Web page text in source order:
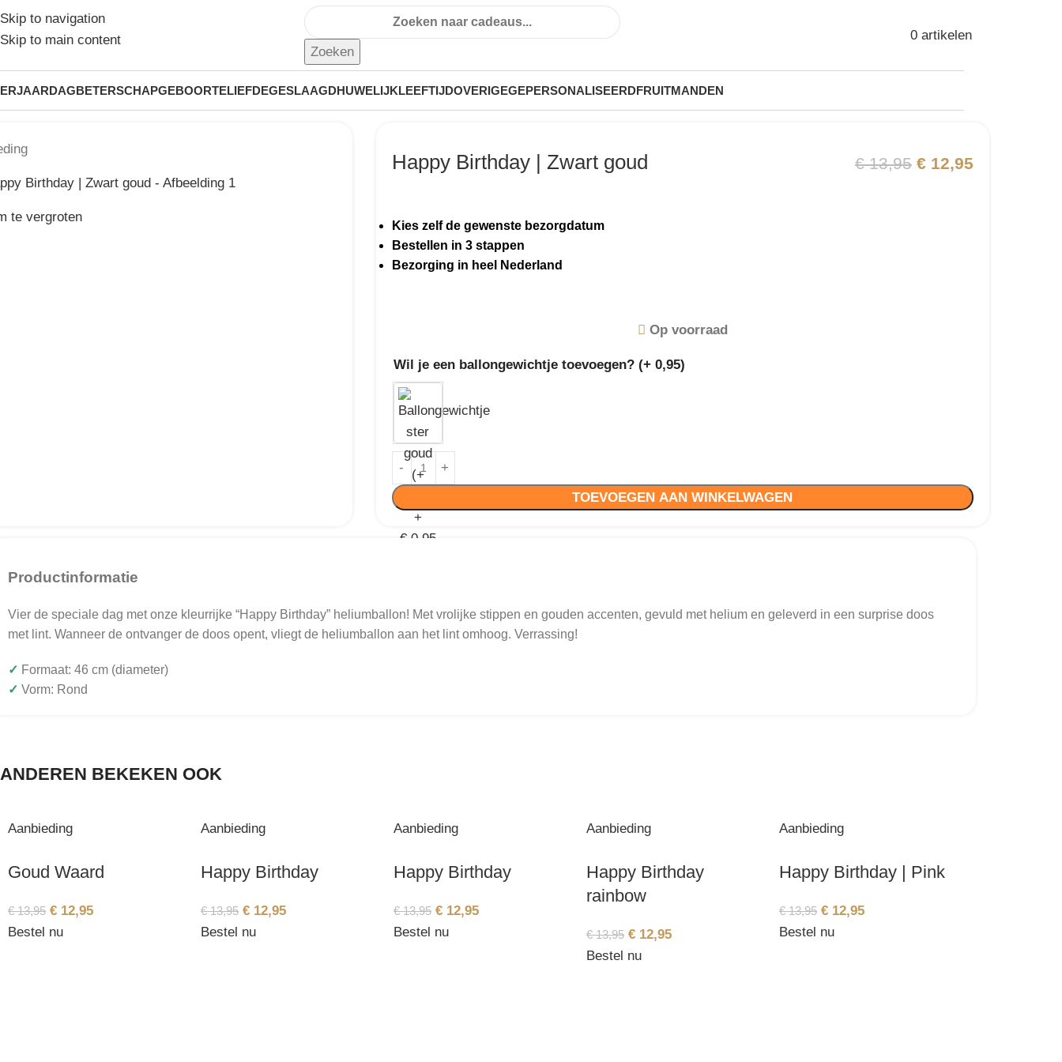
Skip to navigation
Skip to main content
Zoeken
0 artikelen
BETERSCHAPGEBOORTELIEFDEGESLAAGDHUWELIJKLEEFTIJDOVERIGEGEPERSONALISEERDFRUITMANDEN
te vergroten
Happy Birthday | Zwart goud €13,95 €12,95
Kies zelf de gewenste bezorgdatum
Bestellen in 3 stappen
Bezorging in heel Nederland
Op voorraad
Wil je een ballongewichtje toevoegen? (+ 0,95)
TOEVOEGEN AAN WINKELWAGEN
Productinformatie
Vier de speciale dag met onze kleurrijke “Happy Birthday” heliumballon! Met vrolijke stippen en gouden accenten, gevuld met helium en geleverd in een surprise doos
met lint. Wanneer de ontvanger de doos opent, vliegt de heliumballon aan het lint omhoog. Verrassing!
✓ Formaat: 46 cm (diameter)
✓ Vorm: Rond
ANDEREN BEKEKEN OOK
Aanbieding
Goud Waard
€13,95 € 12,95
Bestel nu
Aanbieding
Happy Birthday
€13,95 € 12,95
Bestel nu
Aanbieding
Happy Birthday
€13,95 € 12,95
Bestel nu
Aanbieding
Happy Birthday
rainbow
€13,95 € 12,95
Bestel nu
Aanbieding
Happy Birthday | Pink
€13,95 € 12,95
Bestel nu